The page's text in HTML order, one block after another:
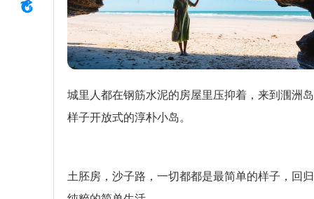
城里人都在钢筋水泥的房屋里压抑着，来到涠洲
样子开放式的淳朴小岛。
土胚房，沙子路，一切都都是最简单的样子，回